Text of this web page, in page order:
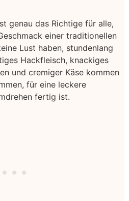
genau das Richtige für alle,
einer traditionellen
Lust haben, stundenlang
Hackfleisch, knackiges
und cremiger Käse kommen
für eine leckere
fertig ist.